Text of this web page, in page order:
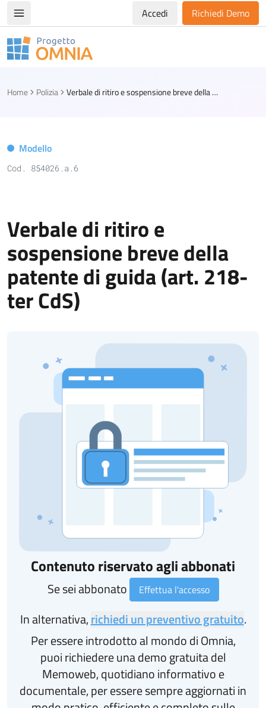
Apri/chiudi menù di navigazioneAccedi Richiedi Demo
Progetto Omnia
Home Polizia Verbale di ritiro e sospensione breve della patente di guida (art. 218-ter CdS)
Modello
Cod. 854026.a.6
Verbale di ritiro e
sospensione breve della
patente di guida (art. 218-
ter CdS)
Contenuto riservato agli abbonati
Se sei abbonato Effettua l'accesso
In alternativa,richiedi un preventivo gratuito.
Per essere introdotto al mondo di Omnia,
puoi richiedere una demo gratuita del
Memoweb, quotidiano informativo e
documentale, per essere sempre aggiornati in